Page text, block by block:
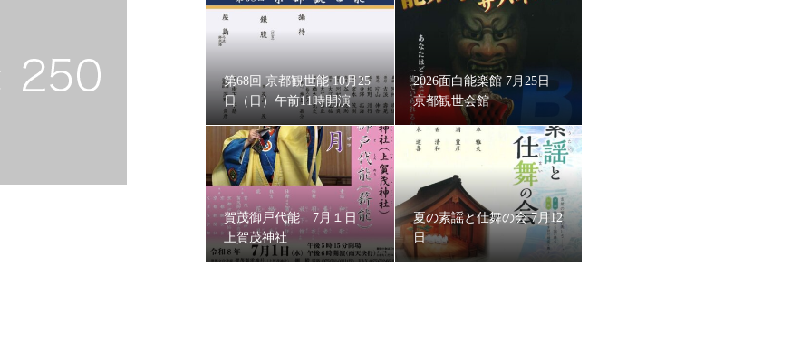
第68回 京都観世能 10月25
日（日）午前11時開演
2026面白能楽館 7月25日
京都観世会館
賀茂御戸代能 7月１日
上賀茂神社
夏の素謡と仕舞の会 7月12
日